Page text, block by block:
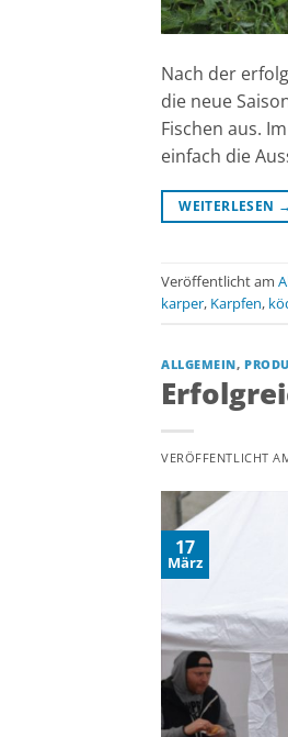
Nach der
die neue
Fischen aus.
einfach die
WEITERLESEN →
Veröffentlicht am
karper, Karpfen,
ALLGEMEIN,
VERÖFFENTLICHT
17
März